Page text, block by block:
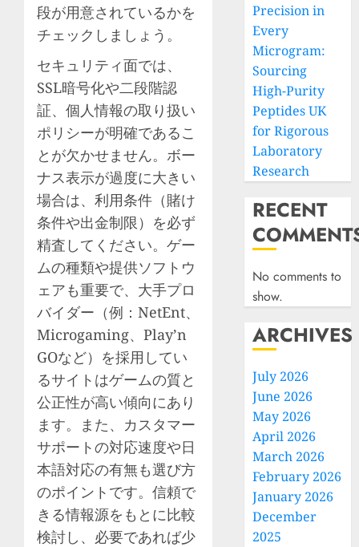
段が用意されているかを
チェックしましょう。
セキュリティ面では、
SSL暗号化や二段階認
証、個人情報の取り扱い
ポリシーが明確であるこ
とが欠かせません。ボー
ナス表示が過度に大きい
場合は、利用条件（賭け
条件や出金制限）を必ず
精査してください。ゲー
ムの種類や提供ソフトウ
ェアも重要で、大手プロ
バイダー（例：NetEnt、
Microgaming、Play’n
GOなど）を採用してい
るサイトはゲームの質と
公正性が高い傾向にあり
ます。また、カスタマー
サポートの対応速度や日
本語対応の有無も選び方
のポイントです。信頼で
きる情報源をもとに比較
検討し、必要であれば少
Precision in
Every
Microgram:
Sourcing
High-Purity
Peptides UK
for Rigorous
Laboratory
Research
RECENT
No comments to
show.
ARCHIVES
July 2026
June 2026
May 2026
April 2026
March 2026
February 2026
January 2026
December
2025